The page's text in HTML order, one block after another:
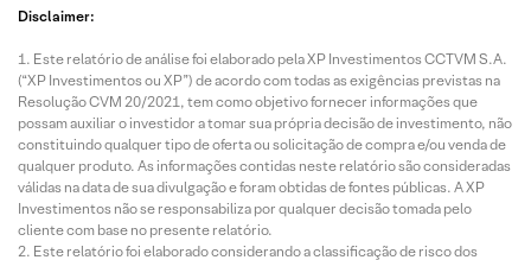
Disclaimer:
Este relatório de análise foi elaborado pela XP Investimentos CCTVM S.A.
(“XP Investimentos ou XP”) de acordo com todas as exigências previstas na
Resolução CVM 20/2021, tem como objetivo fornecer informações que
possam auxiliar o investidor a tomar sua própria decisão de investimento, não
constituindo qualquer tipo de oferta ou solicitação de compra e/ou venda de
qualquer produto. As informações contidas neste relatório são consideradas
válidas na data de sua divulgação e foram obtidas de fontes públicas. A XP
Investimentos não se responsabiliza por qualquer decisão tomada pelo
cliente com base no presente relatório.
Este relatório foi elaborado considerando a classificação de risco dos